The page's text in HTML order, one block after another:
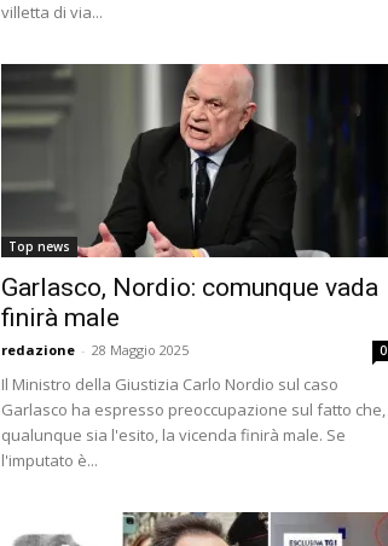
villetta di via...
Top news
Garlasco, Nordio: comunque vada
finirà male
redazione - 28 Maggio 2025 0
Il Ministro della Giustizia Carlo Nordio sul caso
Garlasco ha espresso preoccupazione sul fatto che,
qualunque sia l'esito, la vicenda finirà male. Se
l'imputato è...